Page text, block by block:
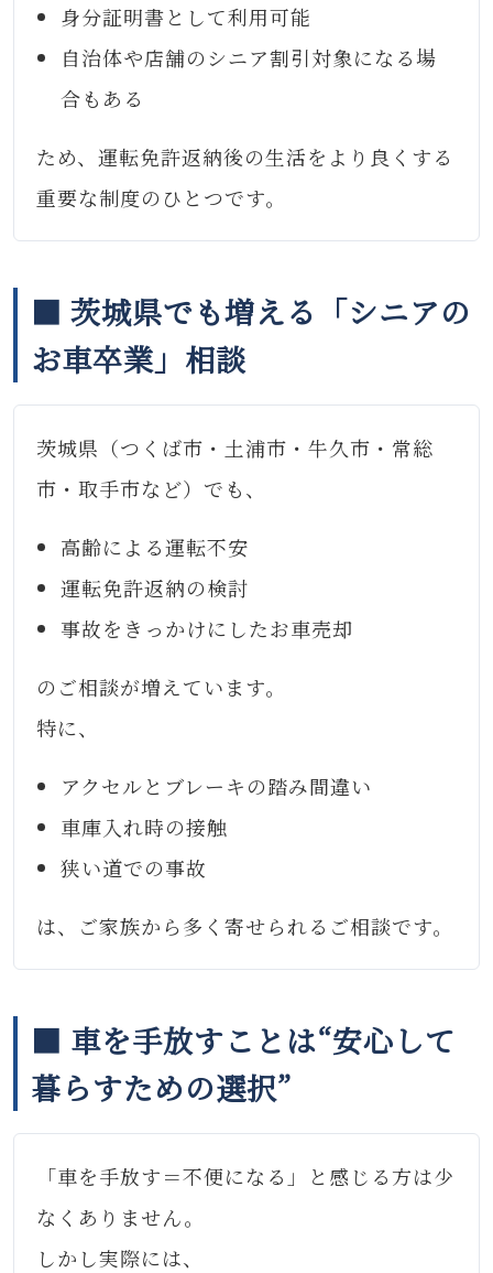
身分証明書として利用可能
自治体や店舗のシニア割引対象になる場
合もある
ため、運転免許返納後の生活をより良くする
重要な制度のひとつです。
■ 茨城県でも増える「シニアの
お車卒業」相談
茨城県（つくば市・土浦市・牛久市・常総
市・取手市など）でも、
高齢による運転不安
運転免許返納の検討
事故をきっかけにしたお車売却
のご相談が増えています。
特に、
アクセルとブレーキの踏み間違い
車庫入れ時の接触
狭い道での事故
は、ご家族から多く寄せられるご相談です。
■ 車を手放すことは“安心して
暮らすための選択”
「車を手放す＝不便になる」と感じる方は少
なくありません。
しかし実際には、